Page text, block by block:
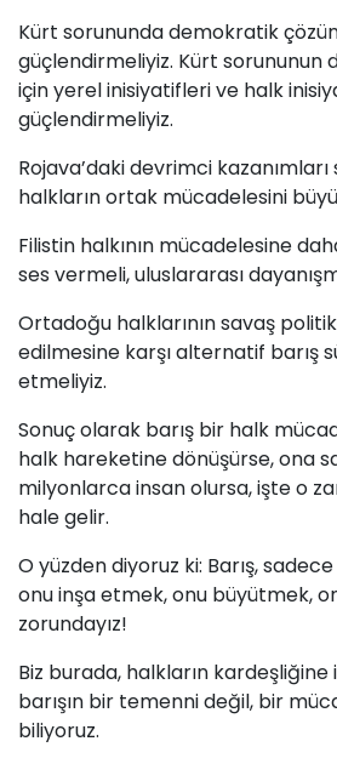
Kürt sorununda demokratik
güçlendirmeliyiz. Kürt sorununun
için yerel inisiyatifleri ve halk
güçlendirmeliyiz.
Rojava’daki devrimci
halkların ortak mücadelesini
Filistin halkının mücadelesine
ses vermeli, uluslararası
Ortadoğu halklarının savaş
edilmesine karşı alternatif barış
etmeliyiz.
Sonuç olarak barış bir halk
halk hareketine dönüşürse, ona
milyonlarca insan olursa, işte o
hale gelir.
O yüzden diyoruz ki: Barış,
onu inşa etmek, onu büyütmek,
zorundayız!
Biz burada, halkların
barışın bir temenni değil, bir
biliyoruz.